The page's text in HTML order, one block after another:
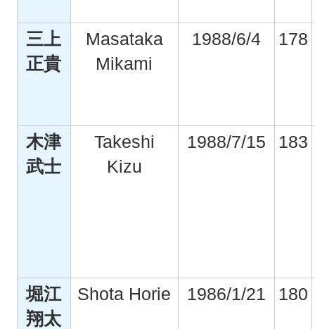
三上
正貴
Masataka
Mikami
1988/6/4 178
木津
武士
Takeshi
Kizu
1988/7/15 183
堀江
翔太
Shota Horie 1986/1/21 180